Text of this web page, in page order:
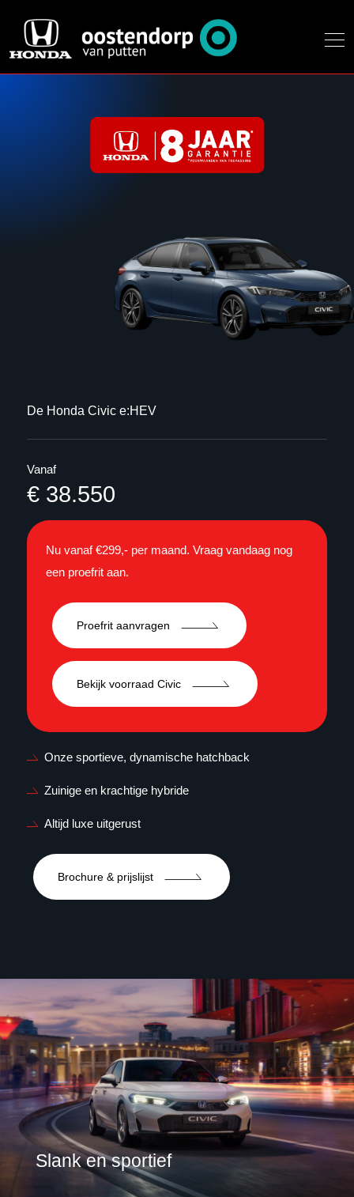
De Honda Civic e:HEV
Vanaf
€ 38.550
Nu vanaf €299,- per maand. Vraag vandaag nog
een proefrit aan.
Proefrit aanvragen
Bekijk voorraad Civic
Onze sportieve, dynamische hatchback
Zuinige en krachtige hybride
Altijd luxe uitgerust
Brochure & prijslijst
Slank en sportief